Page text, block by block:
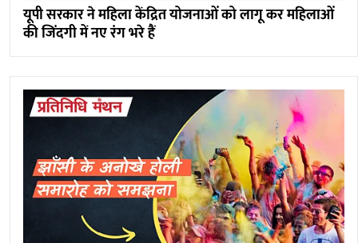
यूपी सरकार ने महिला केंद्रित योजनाओं को लागू कर महिलाओं
की जिंदगी में नए रंग भरे हैं